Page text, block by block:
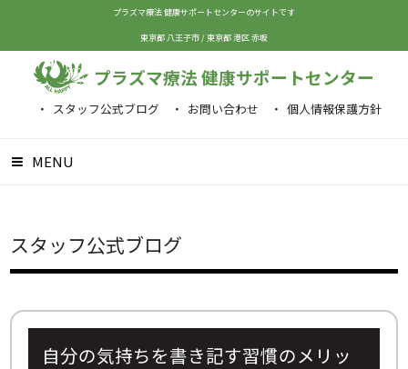
プラズマ療法 健康サポートセンターのサイトです
東京都 八王子市/東京都 港区 赤坂
プラズマ療法 健康サポートセンター
スタッフ公式ブログ お問い合わせ 個人情報保護方針
MENU
スタッフ公式ブログ
自分の気持ちを書き記す習慣のメリッ